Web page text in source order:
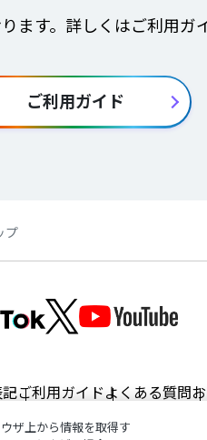
ます。詳しくはご利用ガ
ご利用ガイド
プ
記ご利用ガイド よくある質問
ザ上から情報を取得す